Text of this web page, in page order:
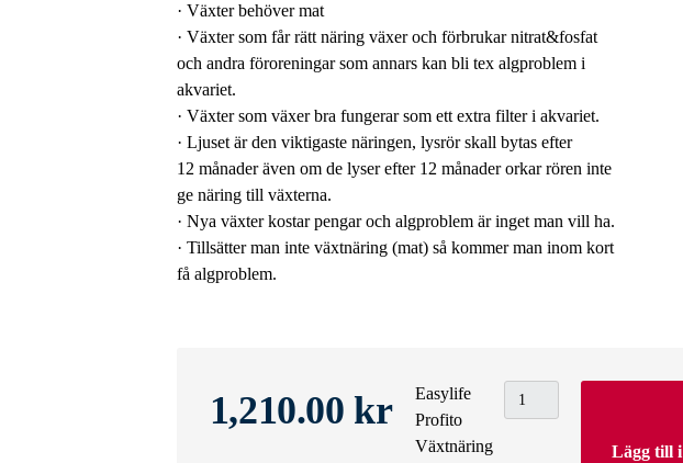
· Växter behöver mat
· Växter som får rätt näring växer och förbrukar nitrat&fosfat
och andra föroreningar som annars kan bli tex algproblem i
akvariet.
· Växter som växer bra fungerar som ett extra filter i akvariet.
· Ljuset är den viktigaste näringen, lysrör skall bytas efter
12 månader även om de lyser efter 12 månader orkar rören inte
ge näring till växterna.
· Nya växter kostar pengar och algproblem är inget man vill ha.
· Tillsätter man inte växtnäring (mat) så kommer man inom kort
få algproblem.
1,210.00kr
Easylife
Profito
Växtnäring
Lägg till i